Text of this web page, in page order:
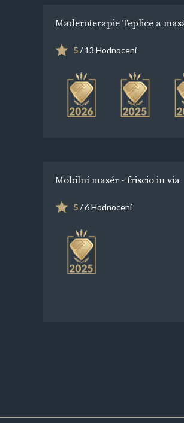
Maderoterapie Teplice a
5/ 13 Hodnocení
Mobilní masér - friscio in via
5/ 6 Hodnocení